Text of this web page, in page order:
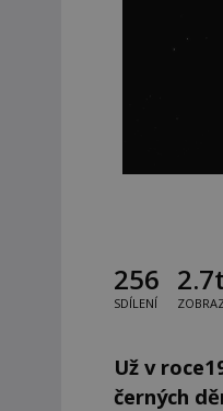
256
SDÍLENÍ
Už v
černých